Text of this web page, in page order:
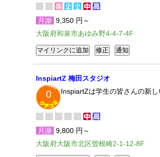
月謝 9,350 円～
大阪府和泉市あゆみ野4-4-7-4F
InspiartZ 梅田スタジオ
0 InspiartZは学生の皆さんの新
月謝 9,800 円～
大阪府大阪市北区曽根崎2-1-12-8F